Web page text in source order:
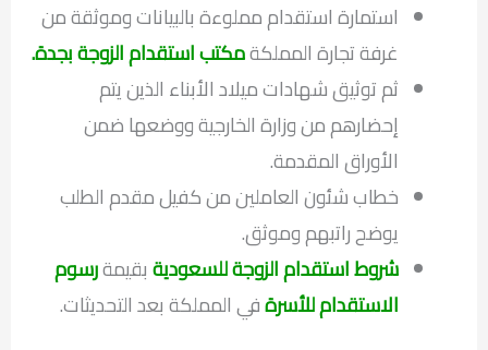
استمارة استقدام مملوءة بالبيانات وموثقة من
غرفة تجارة المملكةمكتب استقدام الزوجة بجدة.
ثم توثيق شهادات ميلاد الأبناء الذين يتم
إحضارهم من وزارة الخارجية ووضعها ضمن
الأوراق المقدمة.
خطاب شئون العاملين من كفيل مقدم الطلب
يوضح راتبهم وموثق.
شروط استقدام الزوجة للسعوديةبقيمةرسوم
الاستقدام للأسرةفي المملكة بعد التحديثات.